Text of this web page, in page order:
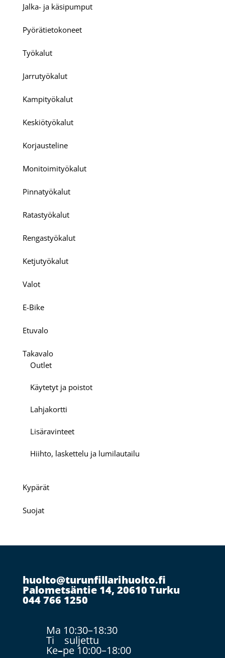
Jalka- ja käsipumput
Pyörätietokoneet
Työkalut
Jarrutyökalut
Kampityökalut
Keskiötyökalut
Korjausteline
Monitoimityökalut
Pinnatyökalut
Ratastyökalut
Rengastyökalut
Ketjutyökalut
Valot
E-Bike
Etuvalo
Takavalo
Outlet
Käytetyt ja poistot
Lahjakortti
Lisäravinteet
Hiihto, laskettelu ja lumilautailu
Kypärät
Suojat
huolto@turunfillarihuolto.fi
Palometsäntie 14, 20610 Turku
044 766 1250
Ma 10:30–18:30
Ti suljettu
Ke–pe 10:00–18:00